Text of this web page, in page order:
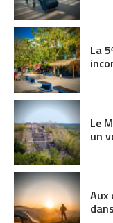
La
Le
un
Aux